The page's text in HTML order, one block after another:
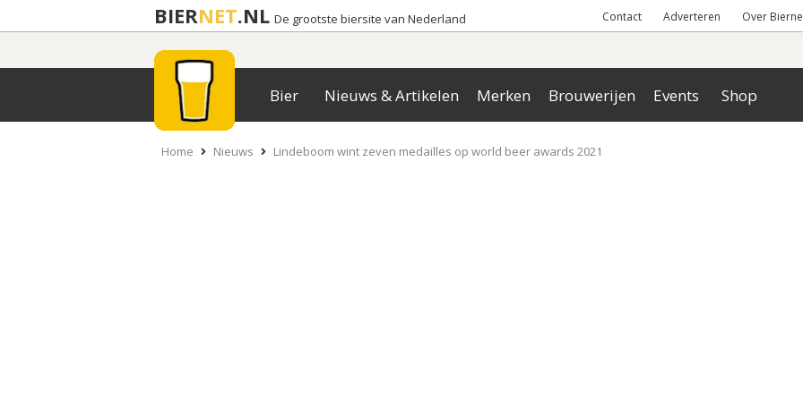
BIERNET.NL De grootste biersite van Nederland Contact Adverteren Over
Bier Nieuws & Artikelen Merken Brouwerijen Events Shop
Home Nieuws Lindeboom wint zeven medailles op world beer awards 2021